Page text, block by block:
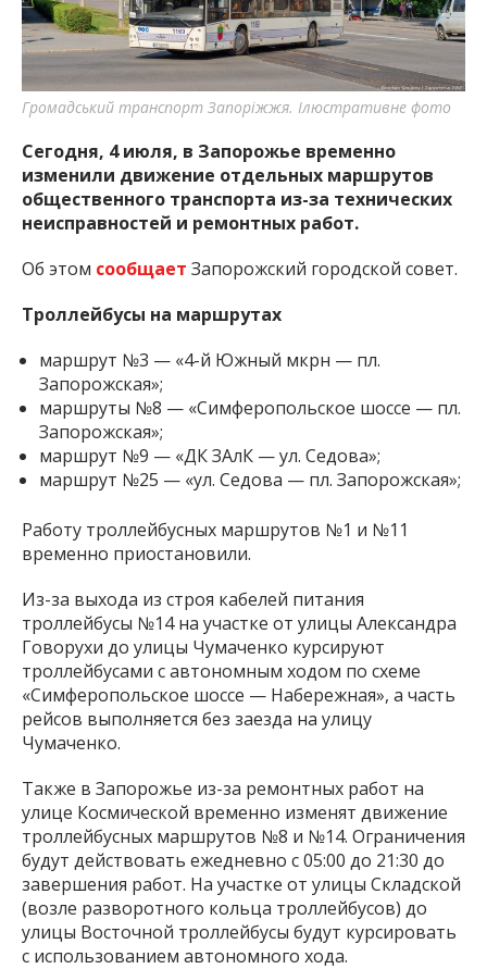
важную информацию о событиях
города Запорожья и области.
Громадський транспорт Запоріжжя. Ілюстративне фото
Сегодня, 4 июля, в Запорожье временно
изменили движение отдельных маршрутов
общественного транспорта из-за технических
неисправностей и ремонтных работ.
Об этом сообщает Запорожский городской совет.
Троллейбусы на маршрутах
маршрут №3 — «4-й Южный мкрн — пл.
Запорожская»;
маршруты №8 — «Симферопольское шоссе — пл.
Запорожская»;
маршрут №9 — «ДК ЗАлК — ул. Седова»;
маршрут №25 — «ул. Седова — пл. Запорожская»;
Работу троллейбусных маршрутов №1 и №11
временно приостановили.
Из-за выхода из строя кабелей питания
троллейбусы №14 на участке от улицы Александра
Говорухи до улицы Чумаченко курсируют
троллейбусами с автономным ходом по схеме
«Симферопольское шоссе — Набережная», а часть
рейсов выполняется без заезда на улицу
Чумаченко.
Также в Запорожье из-за ремонтных работ на
улице Космической временно изменят движение
троллейбусных маршрутов №8 и №14. Ограничения
будут действовать ежедневно с 05:00 до 21:30 до
завершения работ. На участке от улицы Складской
(возле разворотного кольца троллейбусов) до
улицы Восточной троллейбусы будут курсировать
с использованием автономного хода.